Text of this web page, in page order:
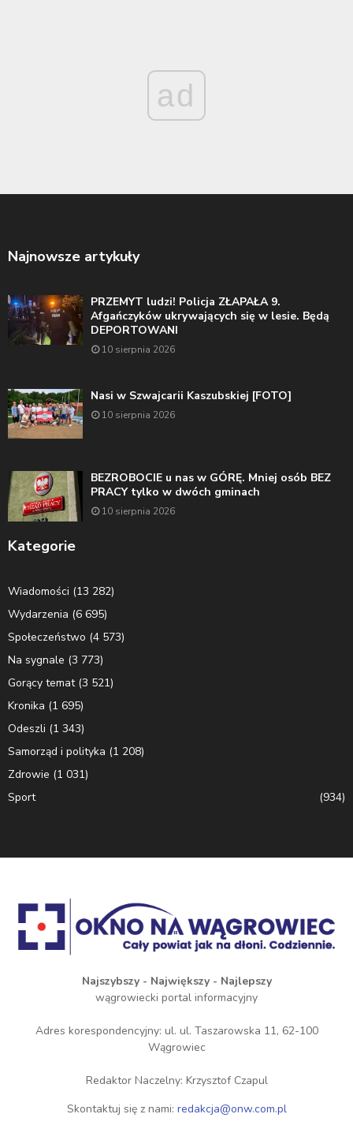
ad
Najnowsze artykuły
PRZEMYT ludzi! Policja ZŁAPAŁA 9.
Afgańczyków ukrywających się w lesie. Będą
DEPORTOWANI
10 sierpnia 2026
Nasi w Szwajcarii Kaszubskiej [FOTO]
10 sierpnia 2026
BEZROBOCIE u nas w GÓRĘ. Mniej osób BEZ
PRACY tylko w dwóch gminach
10 sierpnia 2026
Kategorie
Wiadomości (13 282)
Wydarzenia (6 695)
Społeczeństwo (4 573)
Na sygnale (3 773)
Gorący temat(3 521)
Kronika (1 695)
Odeszli (1 343)
Samorząd i polityka (1 208)
Zdrowie (1 031)
Sport
(934)
Najszybszy - Największy - Najlepszy
wągrowiecki portal informacyjny
Adres korespondencyjny: ul. ul. Taszarowska 11, 62-100
Wągrowiec
Redaktor Naczelny: Krzysztof Czapul
Skontaktuj się z nami: redakcja@onw.com.pl